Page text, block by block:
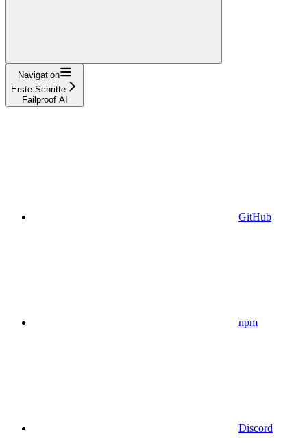
Navigation
Erste Schritte
Failproof AI
GitHub
npm
Discord